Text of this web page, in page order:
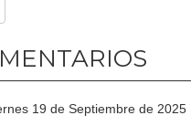
19 de Septiembre de 2025